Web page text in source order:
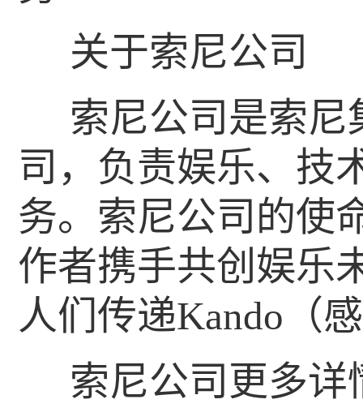
关于索尼公司
索尼公司是索
司，负责娱乐、技
务。索尼公司的使
作者携手共创娱乐
人们传递Kando（
索尼公司更多详